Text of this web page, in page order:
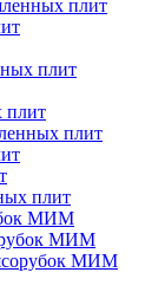
плит
плит
плит
плит
плит
МИМ
МИМ
МИМ